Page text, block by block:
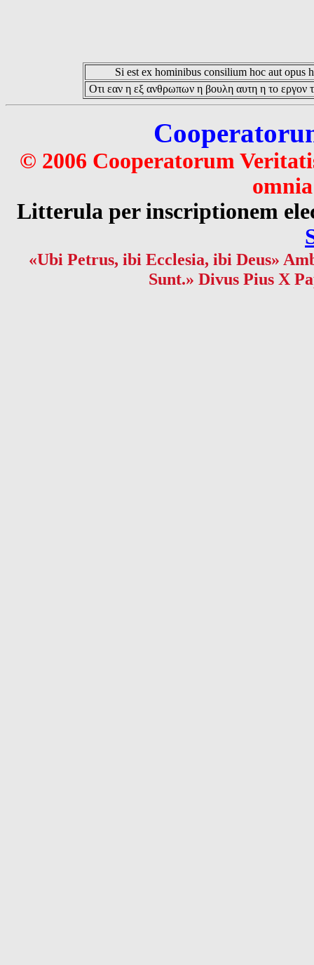
Si est ex hominibus consilium hoc aut opus
Οτι εαν η εξ ανθρωπων η βουλη αυτη η το εργον
© 2006 Cooperatorum
Litterula per inscriptionem
«Ubi Petrus, ibi Ecclesia, ibi Deus»
Sunt.» Divus Pius X